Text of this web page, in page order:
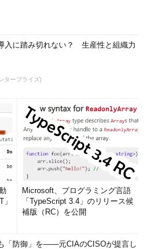
入に踏み切れない？ 生産性と組織力
タープライズ)
Microsoft、プログラミング言語
「TypeScript 3.4」のリリース候
補版（RC）を公開
「防御」を――元CIAのCISOが提言し